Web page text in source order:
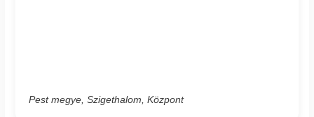
Pest megye, Szigethalom, Központ